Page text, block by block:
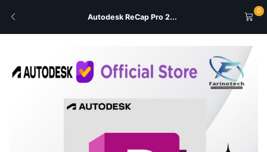
Autodesk ReCap Pro 2...
0